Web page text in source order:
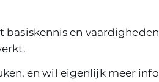
basiskennis en vaardigheden
en wil eigenlijk meer info